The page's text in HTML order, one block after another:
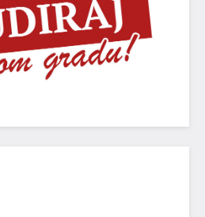
TEORIJA I PRAKSA
značaja (kategorije